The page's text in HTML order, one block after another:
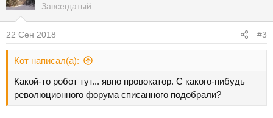
Завсегдатый
22 Сен 2018 #3
Кот написал(а):
Какой-то робот тут... явно провокатор. С какого-нибудь
революционного форума списанного подобрали?